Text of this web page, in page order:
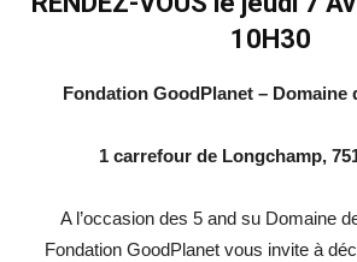
10H30
Fondation GoodPlanet – Domaine
1 carrefour de Longchamp,
A l’occasion des 5 and su Domaine
Fondation GoodPlanet vous invite à